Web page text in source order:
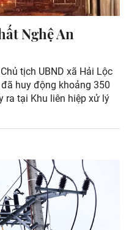
Nghệ An
tịch UBND xã Hải Lộc
huy động khoảng 350
ra tại Khu liên hiệp xử lý